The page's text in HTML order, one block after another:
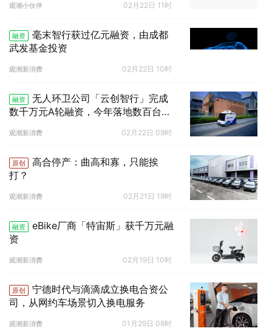
观潮小伙伴 02月22日 11时
融资
毫末智行获过亿元融资，由成都
武发基金投资
观潮新消费 02月22日 10时
融资
无人环卫公司「云创智行」完成
数千万元A轮融资，今年落地数百台无
观潮新消费 02月22日 09时
原创
高合停产：曲高和寡，只能挨
打？
观潮新消费 02月21日 19时
融资
eBike厂商「特宙斯」获千万元融
资
观潮新消费 02月19日 10时
原创
宁德时代与滴滴成立换电合资公
司，从网约车场景切入换电服务
观潮新消费 01月29日 08时